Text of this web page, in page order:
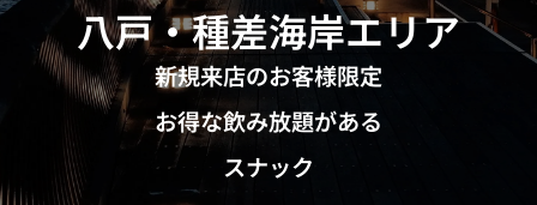
八戸 ・種差海岸エリア
新規来店のお客様限定
お得な飲み放題がある
スナック